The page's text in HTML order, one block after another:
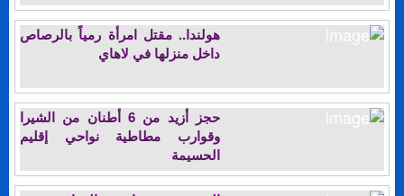
هولندا.. مقتل امرأة رمياً بالرصاص
داخل منزلها في لاهاي
حجز أزيد من 6 أطنان من الشيرا
وقوارب مطاطية نواحي إقليم
الحسيمة